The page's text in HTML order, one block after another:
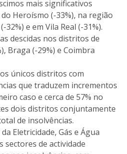
mais significativos
Heroísmo (-33%), na região
e em Vila Real (-31%).
descidas nos distritos de
Braga (-29%) e Coimbra
únicos distritos com
que traduzem incrementos
caso e cerca de 57% no
dois distritos conjuntamente
de insolvências.
Eletricidade, Gás e Água
sectores de actividade